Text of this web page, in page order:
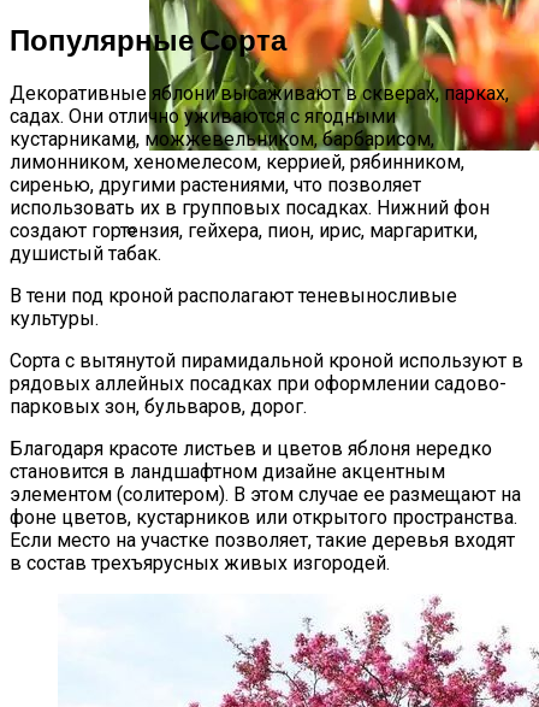
Посадка Тюльпанов Весной 2023 Года
Доминанты Из Растений. Какие Лучше
Популярные Сорта
Декоративные яблони высаживают в скверах, парках,
садах. Они отлично уживаются с ягодными
кустарниками, можжевельником, барбарисом,
лимонником, хеномелесом, керрией, рябинником,
сиренью, другими растениями, что позволяет
использовать их в групповых посадках. Нижний фон
создают гортензия, гейхера, пион, ирис, маргаритки,
душистый табак.
В тени под кроной располагают теневыносливые
культуры.
Сорта с вытянутой пирамидальной кроной используют в
рядовых аллейных посадках при оформлении садово-
парковых зон, бульваров, дорог.
Благодаря красоте листьев и цветов яблоня нередко
становится в ландшафтном дизайне акцентным
элементом (солитером). В этом случае ее размещают на
фоне цветов, кустарников или открытого пространства.
Если место на участке позволяет, такие деревья входят
в состав трехъярусных живых изгородей.